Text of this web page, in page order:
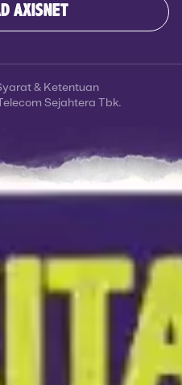
AXISNET
Sejahtera Tbk.
& Ketentuan